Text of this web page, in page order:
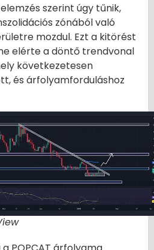
szerint úgy tűnik,
zónából való
mozdul. Ezt a kitörést
elérte a döntő trendvonal
következetesen
és árfolyamforduláshoz